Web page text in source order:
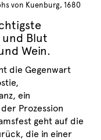
von Kuenburg, 1680
und Blut
Wein.
die Gegenwart
ein
Prozession
geht auf die
die in einer